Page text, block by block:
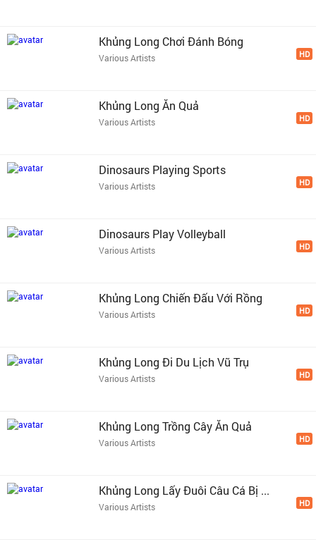
Khủng Long Chơi Đánh Bóng
Various Artists HD
Khủng Long Ăn Quả
Various Artists HD
Dinosaurs Playing Sports
Various Artists HD
Dinosaurs Play Volleyball
Various Artists HD
Khủng Long Chiến Đấu Với Rồng
Various Artists HD
Khủng Long Đi Du Lịch Vũ Trụ
Various Artists HD
Khủng Long Trồng Cây Ăn Quả
Various Artists HD
Khủng Long Lấy Đuôi Câu Cá Bị ...
Various Artists HD